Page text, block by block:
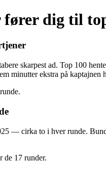
dig til
skarpest ad. Top 100
minutter ekstra på kaptajnen
— cirka to i hver runde.
de 17 runder.